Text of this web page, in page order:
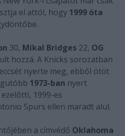
el attól, hogy 1999 óta
30, Mikal Bridges22, OG
hozzá. A Knicks sorozatban
nyerte meg, ebből ötöt
1973-ban nyert
1999-es
Spurs ellen maradt alul.
a címvédő Oklahoma